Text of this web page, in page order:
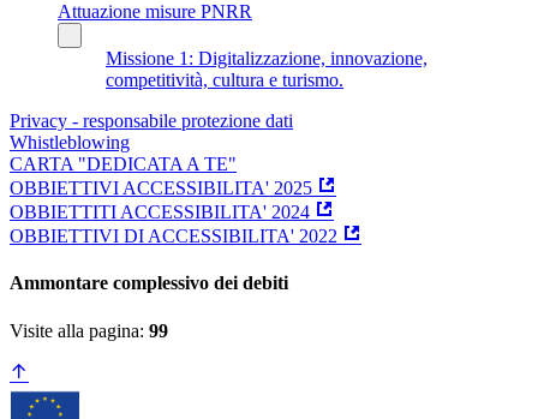
Attuazione misure PNRR
Missione 1: Digitalizzazione, innovazione,
competitività, cultura e turismo.
Privacy - responsabile protezione dati
Whistleblowing
CARTA "DEDICATA A TE"
OBBIETTIVI ACCESSIBILITA' 2025
OBBIETTITI ACCESSIBILITA' 2024
OBBIETTIVI DI ACCESSIBILITA' 2022
Ammontare complessivo dei debiti
Visite alla pagina: 99